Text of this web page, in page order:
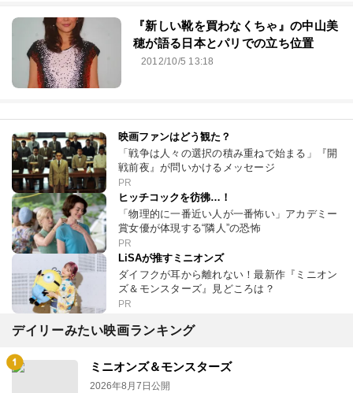
『新しい靴を買わなくちゃ』の中山美
穂が語る日本とパリでの立ち位置
2012/10/5 13:18
映画ファンはどう観た？
「戦争は人々の選択の積み重ねで始まる」『開
戦前夜』が問いかけるメッセージ
PR
ヒッチコックを彷彿…！
「物理的に一番近い人が一番怖い」アカデミー
賞女優が体現する“隣人”の恐怖
PR
LiSAが推すミニオンズ
ダイフクが耳から離れない！最新作『ミニオン
ズ＆モンスターズ』見どころは？
PR
デイリーみたい映画ランキング
ミニオンズ＆モンスターズ
2026年8月7日公開